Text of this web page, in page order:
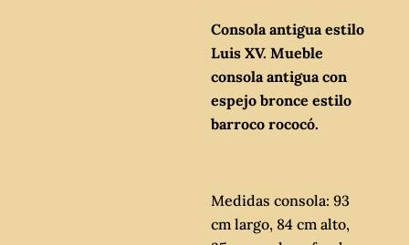
Consola antigua estilo
Luis XV. Mueble
consola antigua con
espejo bronce estilo
barroco rococó.
Medidas consola: 93
cm largo, 84 cm alto,